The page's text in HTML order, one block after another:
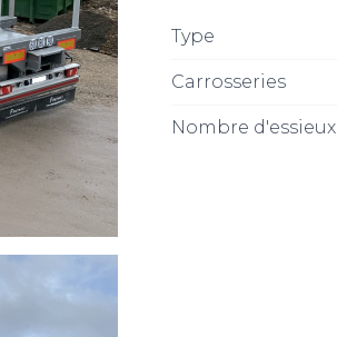
Type
Carrosseries
Nombre d'essieux